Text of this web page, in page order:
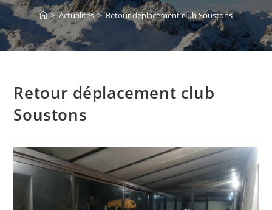
> Actualités > Retour déplacement club Soustons
Retour déplacement club
Soustons